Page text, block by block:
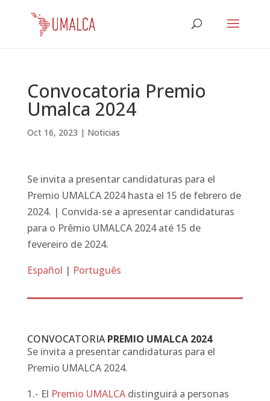
Convocatoria Premio
Umalca 2024
Oct 16, 2023 | Noticias
Se invita a presentar candidaturas para el
Premio UMALCA 2024 hasta el 15 de febrero de
2024. | Convida-se a apresentar candidaturas
para o Prêmio UMALCA 2024 até 15 de
fevereiro de 2024.
Español | Português
CONVOCATORIAPREMIO UMALCA 2024
Se invita a presentar candidaturas para el
Premio UMALCA 2024.
1.- El Premio UMALCAdistinguirá a personas